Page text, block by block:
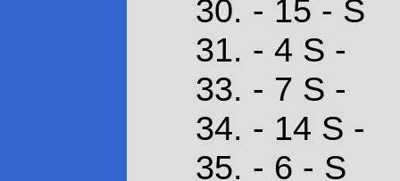
30. - 15 - S
31. - 4 S -
33. - 7 S -
34. - 14 S -
35. - 6 - S